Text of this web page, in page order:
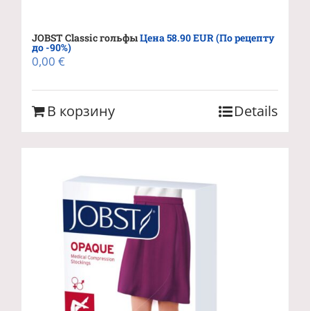
JOBST Classic гольфыЦена 58.90 EUR (По рецепту
до -90%)
0,00 €
В корзину Details